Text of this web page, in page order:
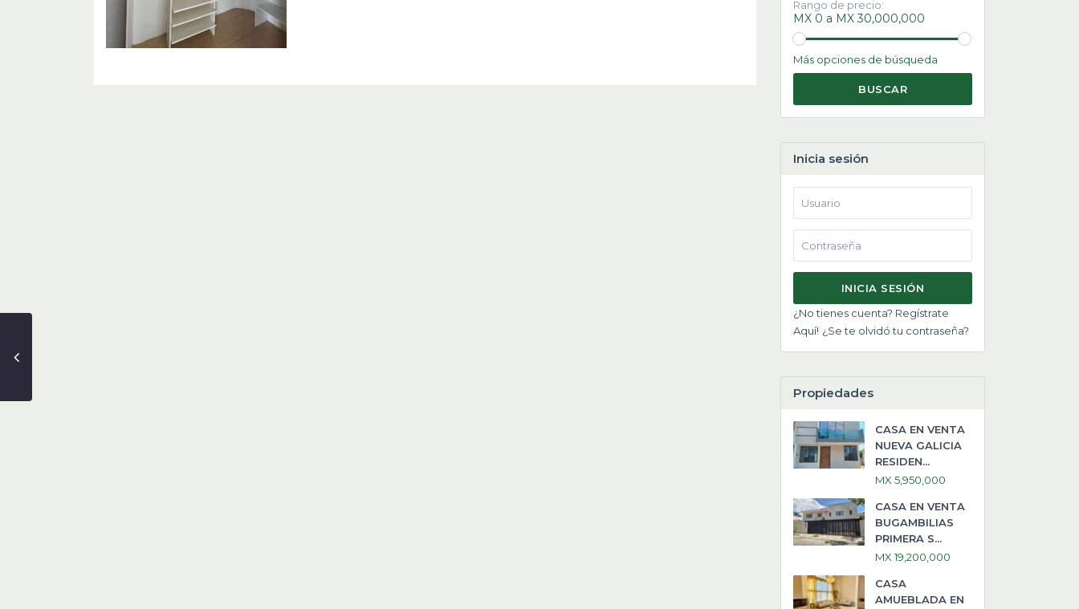
Rango de precio:
MX 0 a MX 30,000,000
Más opciones de búsqueda
BUSCAR
Inicia sesión
INICIA SESIÓN
¿No tienes cuenta? Regístrate
Aquí! ¿Se te olvidó tu contraseña?
Propiedades
CASA EN VENTA
NUEVA GALICIA
RESIDEN...
MX 5,950,000
CASA EN VENTA
BUGAMBILIAS
PRIMERA S...
MX 19,200,000
CASA
AMUEBLADA EN